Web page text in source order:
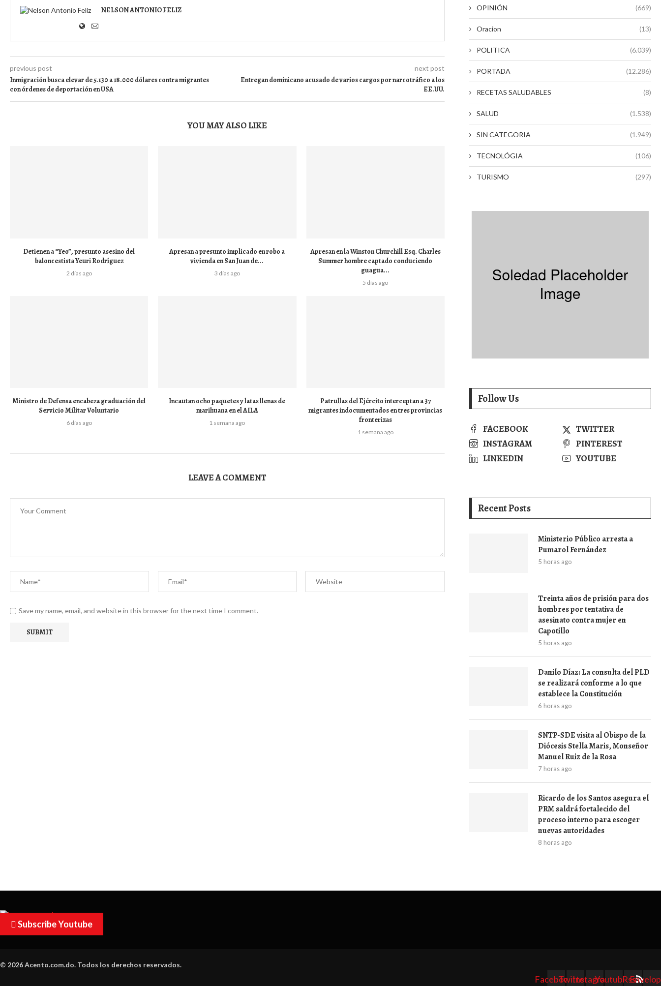
NELSON ANTONIO FELIZ
previous post
Inmigración busca elevar de 5.130 a 18.000 dólares contra migrantes
con órdenes de deportación en USA
next post
Entregan dominicano acusado de varios cargos por narcotráfico a los
EE.UU.
YOU MAY ALSO LIKE
Detienen a “Yeo”, presunto asesino del
baloncestista Yeuri Rodríguez
2 días ago
Apresan a presunto implicado en robo a
vivienda en San Juan de...
3 días ago
Apresan en la Winston Churchill Esq. Charles
Summer hombre captado conduciendo
guagua...
5 días ago
Ministro de Defensa encabeza graduación del
Servicio Militar Voluntario
6 días ago
Incautan ocho paquetes y latas llenas de
marihuana en el AILA
1 semana ago
Patrullas del Ejército interceptan a 37
migrantes indocumentados en tres provincias
fronterizas
1 semana ago
LEAVE A COMMENT
Save my name, email, and website in this browser for the next time I comment.
OPINIÓN (669)
Oracion (13)
POLITICA (6.039)
PORTADA (12.286)
RECETAS SALUDABLES (8)
SALUD (1.538)
SIN CATEGORIA (1.949)
TECNOLÓGIA (106)
TURISMO (297)
Follow Us
FACEBOOK
TWITTER
INSTAGRAM
PINTEREST
LINKEDIN
YOUTUBE
Recent Posts
Ministerio Público arresta a
Pumarol Fernández
5 horas ago
Treinta años de prisión para dos
hombres por tentativa de
asesinato contra mujer en
Capotillo
5 horas ago
Danilo Díaz: La consulta del PLD
se realizará conforme a lo que
establece la Constitución
6 horas ago
SNTP-SDE visita al Obispo de la
Diócesis Stella Maris, Monseñor
Manuel Ruiz de la Rosa
7 horas ago
Ricardo de los Santos asegura el
PRM saldrá fortalecido del
proceso interno para escoger
nuevas autoridades
8 horas ago
Subscribe Youtube
© 2026 Acento.com.do. Todos los derechos reservados.
FacebookTwitterInstagramYoutubeRss